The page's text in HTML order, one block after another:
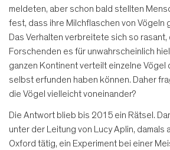
meldeten, aber schon bald stellten
fest, dass ihre Milchflaschen von Vögeln
Das Verhalten verbreitete sich so rasant,
Forschenden es für unwahrscheinlich
ganzen Kontinent verteilt einzelne Vögel
selbst erfunden haben können. Daher
die Vögel vielleicht voneinander?
Die Antwort blieb bis 2015 ein Rätsel.
unter der Leitung von Lucy Aplin, damals
Oxford tätig, ein Experiment bei einer